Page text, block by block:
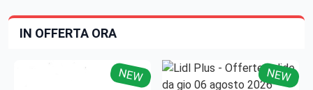
IN OFFERTA ORA
NEW NEW